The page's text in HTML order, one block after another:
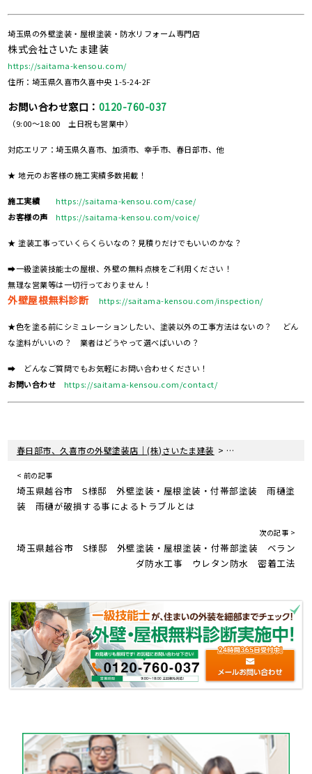
埼玉県の外壁塗装・屋根塗装・防水リフォーム専門店
株式会社さいたま建装
https://saitama-kensou.com/
住所：埼玉県久喜市久喜中央 1-5-24-2F
お問い合わせ窓口： 0120-760-037
（9:00～18:00 土日祝も営業中）
対応エリア：埼玉県久喜市、加須市、幸手市、春日部市、他
★ 地元のお客様の施工実績多数掲載！
施工実績
https://saitama-kensou.com/case/
お客様の声
https://saitama-kensou.com/voice/
★ 塗装工事っていくらくらいなの？見積りだけでもいいのかな？
➡一級塗装技能士の屋根、外壁の無料点検をご利用ください！
無理な営業等は一切行っておりません！
外壁屋根無料診断 https://saitama-kensou.com/inspection/
★色を塗る前にシミュレーションしたい、塗装以外の工事方法はないの？ どん
な塗料がいいの？ 業者はどうやって選べばいいの？
➡ どんなご質問でもお気軽にお問い合わせください！
お問い合わせ
https://saitama-kensou.com/contact/
春日部市、久喜市の外壁塗装店｜(株)さいたま建装 > 塗装現場レポート
< 前の記事
埼玉県越谷市 S様邸 外壁塗装・屋根塗装・付帯部塗装 雨樋塗
装 雨樋が破損する事によるトラブルとは
次の記事 >
埼玉県越谷市 S様邸 外壁塗装・屋根塗装・付帯部塗装 ベラン
ダ防水工事 ウレタン防水 密着工法